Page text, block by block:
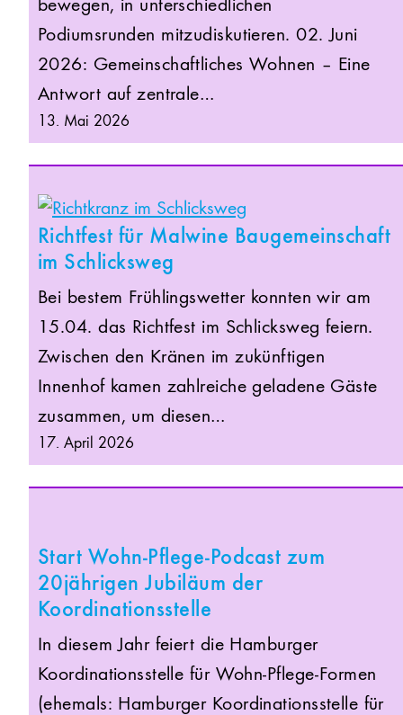
bewegen, in unterschiedlichen
Podiumsrunden mitzudiskutieren. 02. Juni
2026: Gemeinschaftliches Wohnen – Eine
Antwort auf zentrale…
13. Mai 2026
Richtfest für Malwine Baugemeinschaft
im Schlicksweg
Bei bestem Frühlingswetter konnten wir am
15.04. das Richtfest im Schlicksweg feiern.
Zwischen den Kränen im zukünftigen
Innenhof kamen zahlreiche geladene Gäste
zusammen, um diesen…
17. April 2026
Start Wohn-Pflege-Podcast zum
20jährigen Jubiläum der
Koordinationsstelle
In diesem Jahr feiert die Hamburger
Koordinationsstelle für Wohn-Pflege-Formen
(ehemals: Hamburger Koordinationsstelle für